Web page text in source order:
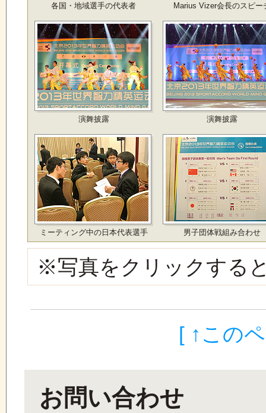
各国・地域選手の代表者 Marius Vizer会長のスピー
演舞披露 演舞披露
ミーティング中の日本代表選手 男子団体戦組み合わせ
※写真をクリックする
[ ↑この
お問い合わせ